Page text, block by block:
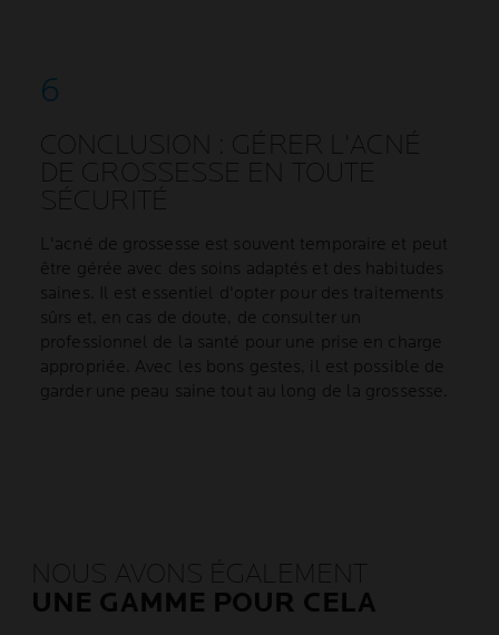
CONCLUSION : GÉRER L'ACNÉ
DE GROSSESSE EN TOUTE
SÉCURITÉ
L'acné de grossesse est souvent temporaire et peut
être gérée avec des soins adaptés et des habitudes
saines. Il est essentiel d'opter pour des traitements
sûrs et, en cas de doute, de consulter un
professionnel de la santé pour une prise en charge
appropriée. Avec les bons gestes, il est possible de
garder une peau saine tout au long de la grossesse.
NOUS AVONS ÉGALEMENT
UNE GAMME POUR CELA